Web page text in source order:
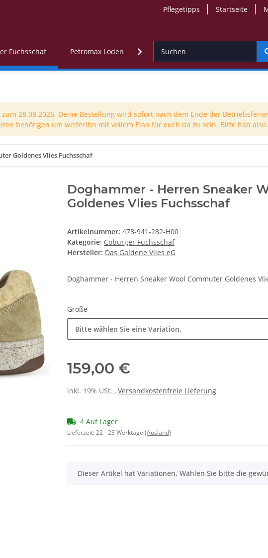
Pflegetipps Startseite
Fuchsschaf Petromax Loden Troyer-Jacken
28.08.2026. Deine Bestellung wird sofort nach dem Ende der
benötigen um weiterihn mit vollem Elan für euch da zu sein. Bitte hab also
Goldenes Vlies Fuchsschaf
Doghammer - Herren Sneaker
Goldenes Vlies Fuchsschaf
Artikelnummer: 478-941-282-H00
Kategorie: Coburger Fuchsschaf
Hersteller: Das Goldene Vlies eG
Doghammer - Herren Sneaker Wool Commuter Goldenes
Größe
Bitte wählen Sie eine Variation.
159,00 €
inkl. 19% USt. , Versandkostenfreie Lieferung
4 Auf Lager
Lieferzeit:22 - 23 Werktage (Ausland)
x
Dieser Artikel hat Variationen. Wählen Sie bitte die